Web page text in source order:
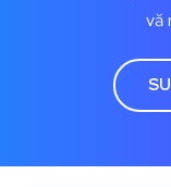
vă